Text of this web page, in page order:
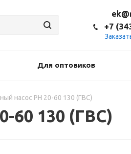
+7
Для оптовиков
насос PH 20-60 130 (ГВС)
60 130 (ГВС)